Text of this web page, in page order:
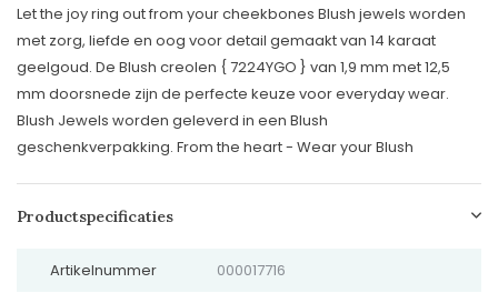
Let the joy ring out from your cheekbones Blush jewels worden
met zorg, liefde en oog voor detail gemaakt van 14 karaat
geelgoud. De Blush creolen { 7224YGO } van 1,9 mm met 12,5
mm doorsnede zijn de perfecte keuze voor everyday wear.
Blush Jewels worden geleverd in een Blush
geschenkverpakking. From the heart - Wear your Blush
Productspecificaties
Artikelnummer 000017716